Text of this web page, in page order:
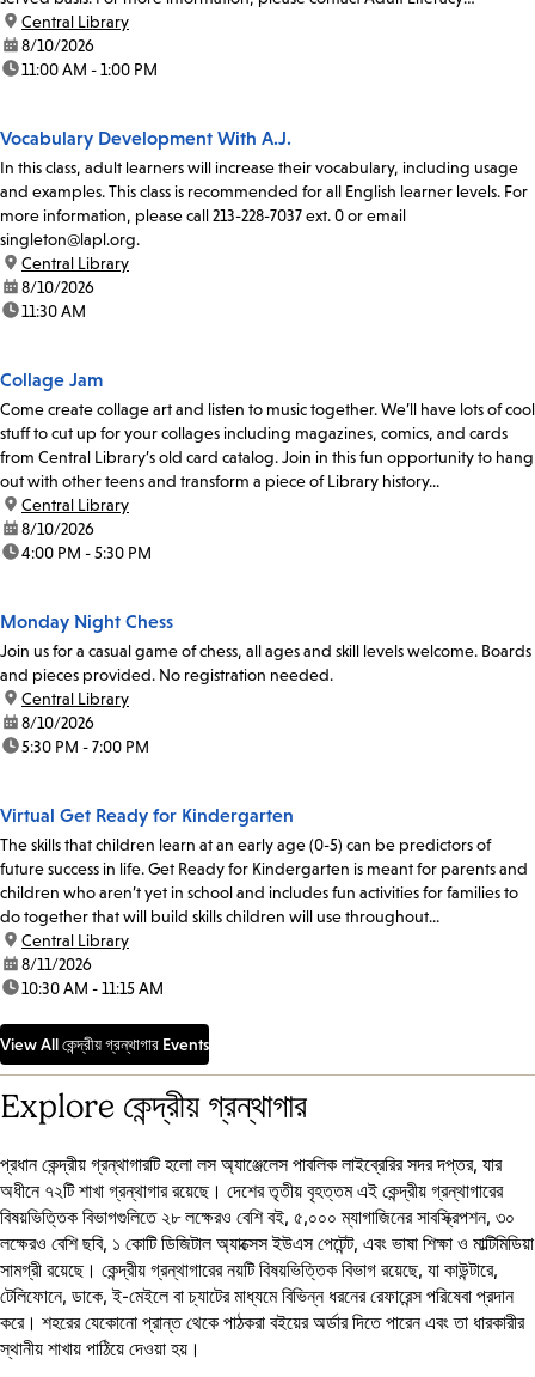
Coordinator Claudia Flores at...
location:
Central Library
date:8/10/2026
time:11:00 AM - 1:00 PM
Vocabulary Development With A.J.
In this class, adult learners will increase their vocabulary, including usage
and examples. This class is recommended for all English learner levels. For
more information, please call 213-228-7037 ext. 0 or email
singleton@lapl.org.
location:
Central Library
date:8/10/2026
time:11:30 AM
Collage Jam
Come create collage art and listen to music together. We’ll have lots of cool
stuff to cut up for your collages including magazines, comics, and cards
from Central Library’s old card catalog. Join in this fun opportunity to hang
out with other teens and transform a piece of Library history...
location:
Central Library
date:8/10/2026
time:4:00 PM - 5:30 PM
Monday Night Chess
Join us for a casual game of chess, all ages and skill levels welcome. Boards
and pieces provided. No registration needed.
location:
Central Library
date:8/10/2026
time:5:30 PM - 7:00 PM
Virtual Get Ready for Kindergarten
The skills that children learn at an early age (0-5) can be predictors of
future success in life. Get Ready for Kindergarten is meant for parents and
children who aren’t yet in school and includes fun activities for families to
do together that will build skills children will use throughout...
location:
Central Library
date:8/11/2026
time:10:30 AM - 11:15 AM
View All কেন্দ্রীয় গ্রন্থাগার Events
Explore কেন্দ্রীয় গ্রন্থাগার
প্রধান কেন্দ্রীয় গ্রন্থাগারটি হলো লস অ্যাঞ্জেলেস পাবলিক লাইব্রেরির সদর দপ্তর, যার
অধীনে ৭২টি শাখা গ্রন্থাগার রয়েছে। দেশের তৃতীয় বৃহত্তম এই কেন্দ্রীয় গ্রন্থাগারের
বিষয়ভিত্তিক বিভাগগুলিতে ২৮ লক্ষেরও বেশি বই, ৫,০০০ ম্যাগাজিনের সাবস্ক্রিপশন, ৩০
লক্ষেরও বেশি ছবি, ১ কোটি ডিজিটাল অ্যাক্সেস ইউএস পেটেন্ট, এবং ভাষা শিক্ষা ও মাল্টিমিডিয়া
সামগ্রী রয়েছে। কেন্দ্রীয় গ্রন্থাগারের নয়টি বিষয়ভিত্তিক বিভাগ রয়েছে, যা কাউন্টারে,
টেলিফোনে, ডাকে, ই-মেইলে বা চ্যাটের মাধ্যমে বিভিন্ন ধরনের রেফারেন্স পরিষেবা প্রদান
করে। শহরের যেকোনো প্রান্ত থেকে পাঠকরা বইয়ের অর্ডার দিতে পারেন এবং তা ধারকারীর
স্থানীয় শাখায় পাঠিয়ে দেওয়া হয়।